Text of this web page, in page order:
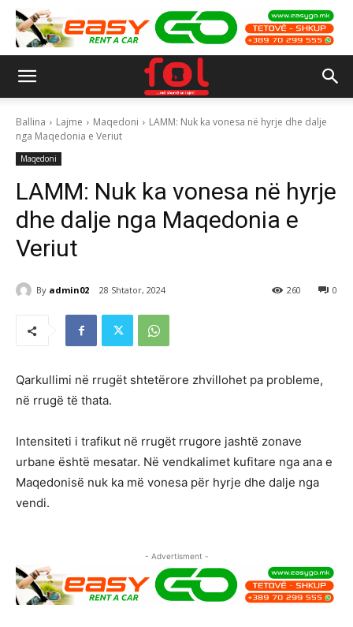
Ballina Lajme Maqedoni
LAMM: Nuk ka vonesa në hyrje dhe dalje
nga Maqedonia e Veriut
Maqedoni
LAMM: Nuk ka vonesa në hyrje
dhe dalje nga Maqedonia e
Veriut
By admin02 28 Shtator, 2024 0
260
Qarkullimi në rrugët shtetërore zhvillohet pa probleme,
në rrugë të thata.
Intensiteti i trafikut në rrugët rrugore jashtë zonave
urbane është mesatar. Në vendkalimet kufitare nga ana e
Maqedonisë nuk ka më vonesa për hyrje dhe dalje nga
vendi.
- Advertisment -